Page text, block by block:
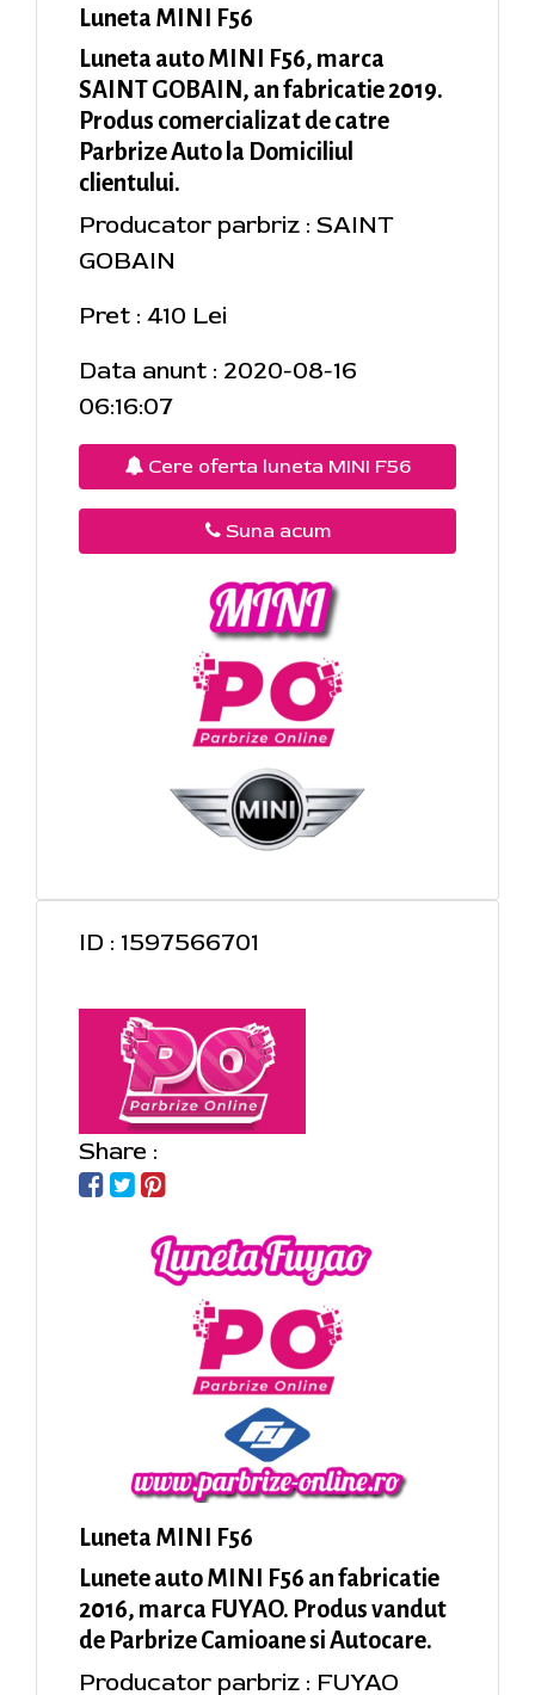
Luneta MINI F56
Luneta auto MINI F56, marca
SAINT GOBAIN, an fabricatie 2019.
Produs comercializat de catre
Parbrize Auto la Domiciliul
clientului.
Producator parbriz : SAINT
GOBAIN
Pret : 410 Lei
Data anunt : 2020-08-16
06:16:07
Cere oferta luneta MINI F56
Suna acum
ID : 1597566701
Share :
Luneta MINI F56
Lunete auto MINI F56 an fabricatie
2016, marca FUYAO. Produs vandut
de Parbrize Camioane si Autocare.
Producator parbriz : FUYAO